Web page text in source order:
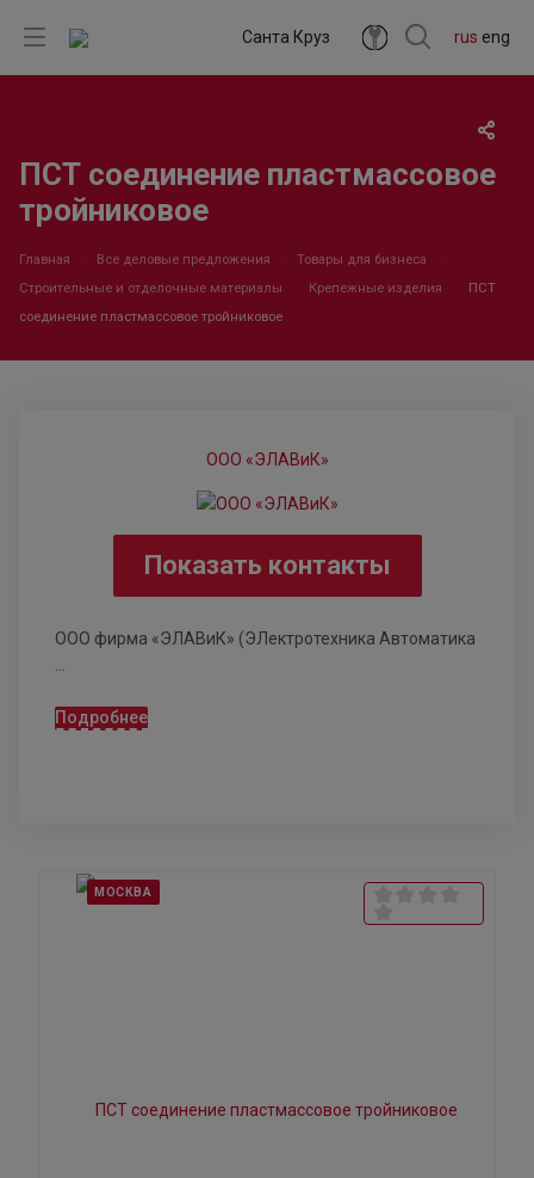
rus eng
Санта Круз
ПСТ соединение пластмассовое
тройниковое
Главная Все деловые предложения
Товары для бизнеса
Строительные и отделочные материалы
Крепежные изделия
ПСТ
соединение пластмассовое тройниковое
ООО «ЭЛАВиК»
Показать контакты
ООО фирма «ЭЛАВиК» (ЭЛектротехника Автоматика
Подробнее
МОСКВА